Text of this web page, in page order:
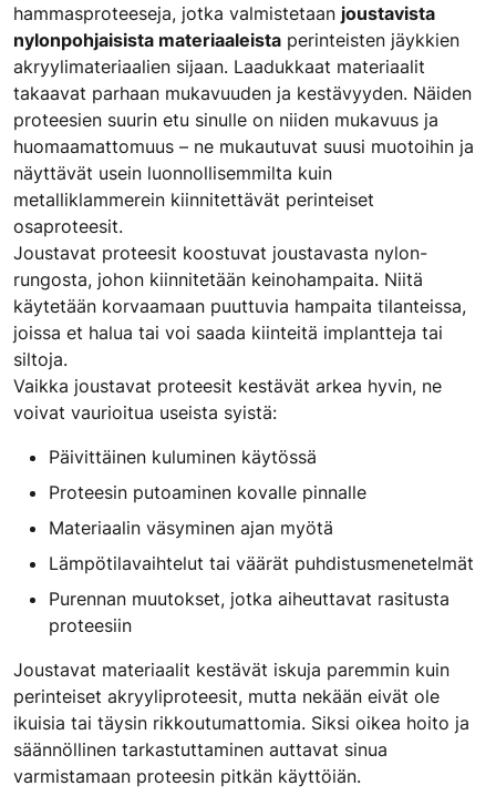
hammasproteeseja, jotka valmistetaan joustavista
nylonpohjaisista materiaaleista perinteisten jäykkien
akryylimateriaalien sijaan. Laadukkaat materiaalit
takaavat parhaan mukavuuden ja kestävyyden. Näiden
proteesien suurin etu sinulle on niiden mukavuus ja
huomaamattomuus – ne mukautuvat suusi muotoihin ja
näyttävät usein luonnollisemmilta kuin
metalliklammerein kiinnitettävät perinteiset
osaproteesit.
Joustavat proteesit koostuvat joustavasta nylon-
rungosta, johon kiinnitetään keinohampaita. Niitä
käytetään korvaamaan puuttuvia hampaita tilanteissa,
joissa et halua tai voi saada kiinteitä implantteja tai
siltoja.
Vaikka joustavat proteesit kestävät arkea hyvin, ne
voivat vaurioitua useista syistä:
Päivittäinen kuluminen käytössä
Proteesin putoaminen kovalle pinnalle
Materiaalin väsyminen ajan myötä
Lämpötilavaihtelut tai väärät puhdistusmenetelmät
Purennan muutokset, jotka aiheuttavat rasitusta
proteesiin
Joustavat materiaalit kestävät iskuja paremmin kuin
perinteiset akryyliproteesit, mutta nekään eivät ole
ikuisia tai täysin rikkoutumattomia. Siksi oikea hoito ja
säännöllinen tarkastuttaminen auttavat sinua
varmistamaan proteesin pitkän käyttöiän.